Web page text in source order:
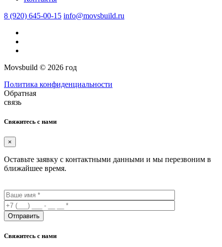
8 (920) 645-00-15 info@movsbuild.ru
Movsbuild © 2026 год
Политика конфиденциальности
Обратная
связь
Свяжитесь с нами
×
Оставьте заявку с контактными данными и мы перезвоним в
ближайшее время.
Свяжитесь с нами